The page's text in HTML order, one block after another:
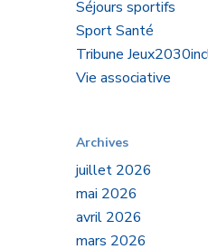
Séjours sportifs
Sport Santé
Tribune
Vie associative
Archives
juillet 2026
mai 2026
avril 2026
mars 2026